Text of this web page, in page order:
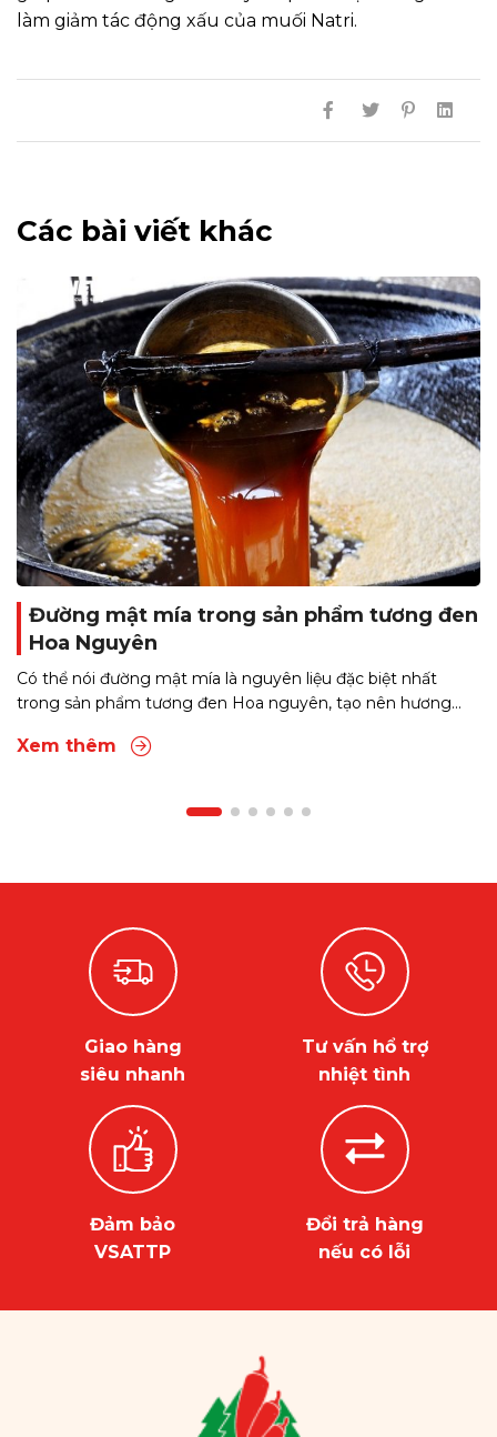
làm giảm tác động xấu của muối Natri.
Các bài viết khác
Đường mật mía trong sản phẩm tương đen
Hoa Nguyên
Có thể nói đường mật mía là nguyên liệu đặc biệt nhất
trong sản phẩm tương đen Hoa nguyên, tạo nên hương...
Xem thêm
Giao hàng
siêu nhanh
Tư vấn hổ trợ
nhiệt tình
Đảm bảo
VSATTP
Đổi trả hàng
nếu có lỗi